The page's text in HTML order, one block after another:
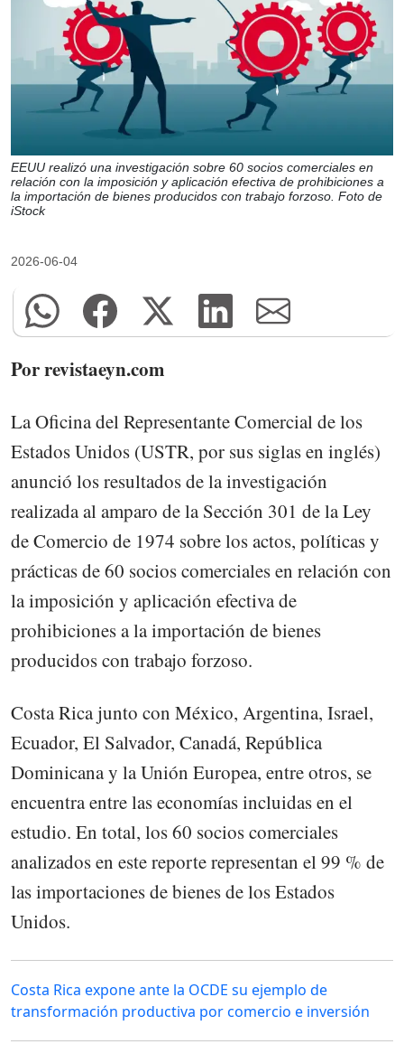
EEUU realizó una investigación sobre 60 socios comerciales en
relación con la imposición y aplicación efectiva de prohibiciones a
la importación de bienes producidos con trabajo forzoso. Foto de
iStock
2026-06-04
Por revistaeyn.com
La Oficina del Representante Comercial de los
Estados Unidos (USTR, por sus siglas en inglés)
anunció los resultados de la investigación
realizada al amparo de la Sección 301 de la Ley
de Comercio de 1974 sobre los actos, políticas y
prácticas de 60 socios comerciales en relación con
la imposición y aplicación efectiva de
prohibiciones a la importación de bienes
producidos con trabajo forzoso.
Costa Rica junto con México, Argentina, Israel,
Ecuador, El Salvador, Canadá, República
Dominicana y la Unión Europea, entre otros, se
encuentra entre las economías incluidas en el
estudio. En total, los 60 socios comerciales
analizados en este reporte representan el 99 % de
las importaciones de bienes de los Estados
Unidos.
Costa Rica expone ante la OCDE su ejemplo de
transformación productiva por comercio e inversión